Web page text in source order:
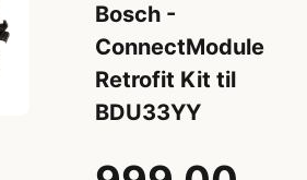
Bosch -
ConnectModule
Retrofit Kit til
BDU33YY